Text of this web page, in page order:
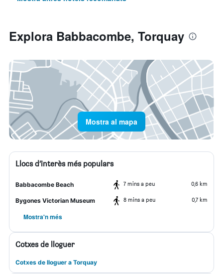
Explora Babbacombe, Torquay
Mostra al mapa
Llocs d’interès més populars
Babbacombe Beach 7 mins a peu 0,6 km
Bygones Victorian Museum 8 mins a peu 0,7 km
Mostra'n més
Cotxes de lloguer
Cotxes de lloguer a Torquay